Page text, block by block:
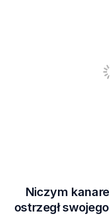
Niczym
ostrzegł